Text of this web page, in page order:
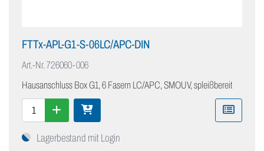
FTTx-APL-G1-S-06LC/APC-DIN
Art.-Nr.726060-006
Hausanschluss Box G1, 6 Fasern LC/APC, SMOUV, spleißbereit
Lagerbestand mit Login